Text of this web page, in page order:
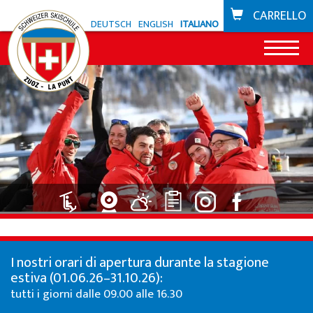
DEUTSCH ENGLISH ITALIANO CARRELLO
News
Offerta Zuoz
Snowli Kids Village
Lezioni di sci per bambini
Lezioni di SB per bambini
Lezioni per adulti
Lezioni private
Offerta La Punt
Snowli Kids Village
Lezioni per bambini
Lezioni private
Noleggio sci da Willy Sport
Scuola di bike
Buoni
Zone sciistiche
Zuoz
I nostri orari di apertura durante la stagione
estiva (01.06.26–31.10.26):
tutti i giorni dalle 09.00 alle 16.30